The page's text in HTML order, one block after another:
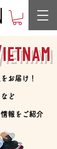
お届け！
ど
報をご紹介